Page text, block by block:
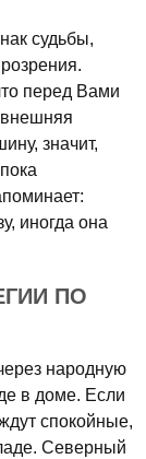
судьбы,
перед Вами
внешняя
значит,
иногда она
ПО
народную
в доме. Если
спокойные,
Северный